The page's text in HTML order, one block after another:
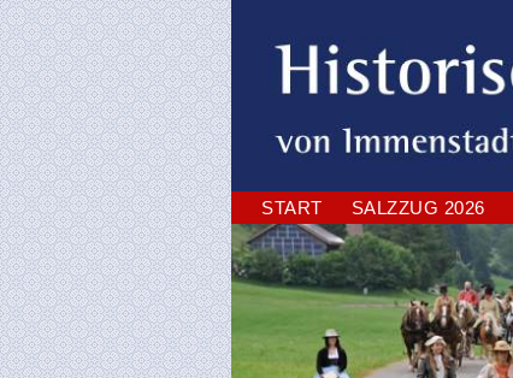
Navigation
überspringen
START SALZZUG 2026